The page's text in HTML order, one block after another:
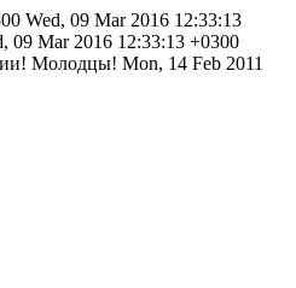
Wed, 09 Mar 2016 12:33:13
09 Mar 2016 12:33:13 +0300
Молодцы! Mon, 14 Feb 2011